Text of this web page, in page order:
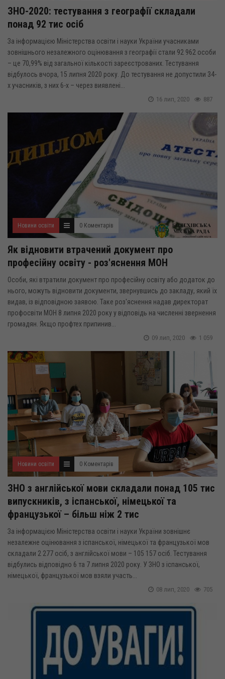
ЗНО-2020: тестування з географії складали
понад 92 тис осіб
За інформацією Міністерства освіти і науки України учасниками
зовнішнього незалежного оцінювання з географії стали 92 962 особи
– це 70,99% від загальної кількості зареєстрованих. Тестування
відбулось вчора, 15 липня 2020 року. До тестування не допустили 34-
х учасників, з них 6-х – через виявлені...
887
16 лип, 2020
Новини освіти 0 Коментарів
Як відновити втрачений документ про
професійну освіту - роз'яснення МОН
Особи, які втратили документ про професійну освіту або додаток до
нього, можуть відновити документи, звернувшись до закладу, який їх
видав, із відповідною заявою. Таке роз'яснення надав директорат
профосвіти МОН 8 липня 2020 року у відповідь на численні звернення
громадян. Якщо профтех припинив...
1 059
09 лип, 2020
Новини освіти 0 Коментарів
ЗНО з англійської мови складали понад 105 тис
випускників, з іспанської, німецької та
французької – більш ніж 2 тис
За інформацією Міністерства освіти і науки України зовнішнє
незалежне оцінювання з іспанської, німецької та французької мов
складали 2 277 осіб, з англійської мови – 105 157 осіб. Тестування
відбулись відповідно 6 та 7 липня 2020 року. У ЗНО з іспанської,
німецької, французької мов взяли участь...
705
08 лип, 2020